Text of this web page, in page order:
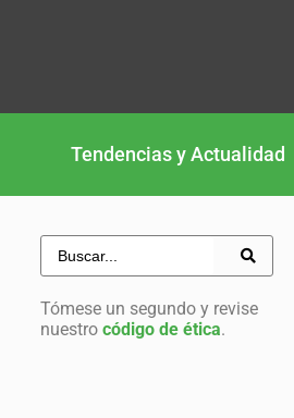
Tendencias y Actualidad
Tómese un segundo y revise
nuestro código de ética.